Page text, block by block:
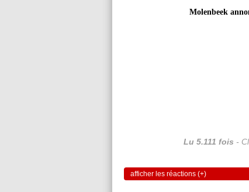
Molenbeek
Lu 5.111 fois -
afficher les réactions (+)